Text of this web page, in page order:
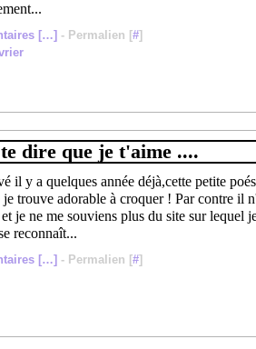
[…] - Permalien [#]
dire que je t'aime ....
il y a quelques année déjà,cette petite
je trouve adorable à croquer ! Par contre il
je ne me souviens plus du site sur lequel
reconnaît...
[…] - Permalien [#]